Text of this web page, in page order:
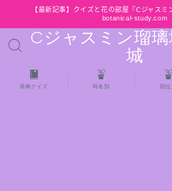
【最新記事】クイズと花の部屋『Cジャスミ
botanical-study.com
Cジャスミン瑠璃
城
MENU
HOME
辞典クイズ 科名別 部